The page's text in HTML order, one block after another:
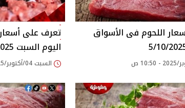
اليوم السبت 4/10/2025
السبت 04/أكتوبر/2025 - 11:54 ص